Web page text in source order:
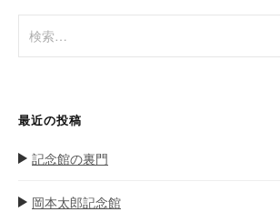
ョ
ン
索
最近の投稿
記念館の裏門
岡本太郎記念館